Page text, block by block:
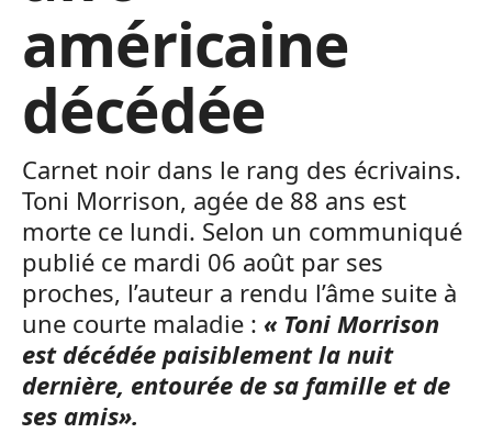
américaine
décédée
Carnet noir dans le rang des écrivains.
Toni Morrison, agée de 88 ans est
morte ce lundi. Selon un communiqué
publié ce mardi 06 août par ses
proches, l’auteur a rendu l’âme suite à
une courte maladie : « Toni Morrison
est décédée paisiblement la nuit
dernière, entourée de sa famille et de
ses amis».